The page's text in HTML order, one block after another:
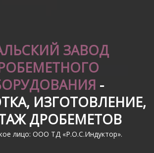
ЗАВОД
-
ИЗГОТОВЛЕНИЕ,
ДРОБЕМЕТОВ
лицо: ООО ТД «Р.О.С.Индуктор».